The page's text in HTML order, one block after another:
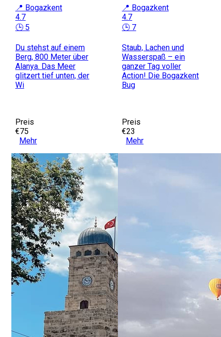
📍 Bogazkent
4.7
🕒 5
Du stehst auf einem
Berg, 800 Meter über
Alanya. Das Meer
glitzert tief unten, der
Wi
Preis
€75
Mehr
📍 Bogazkent
4.7
🕒 7
Staub, Lachen und
Wasserspaß – ein
ganzer Tag voller
Action! Die Bogazkent
Bug
Preis
€23
Mehr